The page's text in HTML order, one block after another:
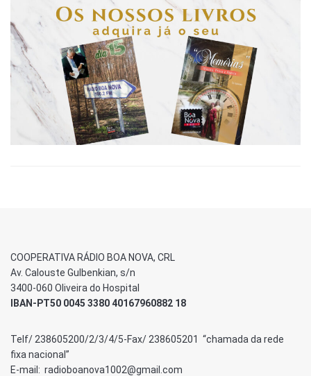
COOPERATIVA RÁDIO BOA NOVA, CRL
Av. Calouste Gulbenkian, s/n
3400-060 Oliveira do Hospital
IBAN-PT50 0045 3380 40167960882 18
Telf/ 238605200/2/3/4/5-Fax/ 238605201 “chamada da rede
fixa nacional”
E-mail: radioboanova1002@gmail.com